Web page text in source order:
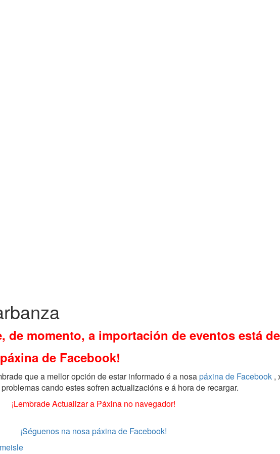
de momento, a importación de eventos está
de Facebook!
que a mellor opción de estar informado é a nosapáxina de Facebook ,
cando estes sofren actualizacións e á hora de recargar.
¡Lembrade Actualizar a Páxina no navegador!
¡Séguenos na nosa páxina de Facebook!